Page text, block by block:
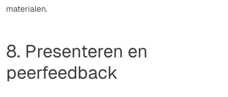
materialen.
8. Presenteren en
peerfeedback